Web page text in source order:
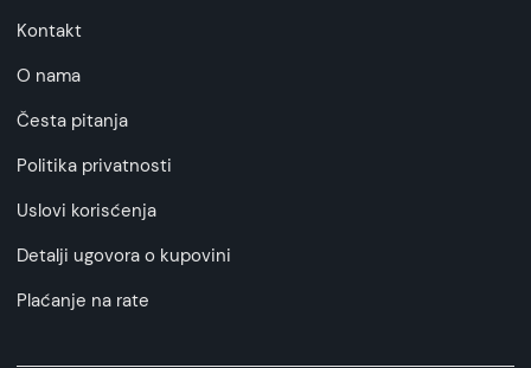
Kontakt
O nama
Česta pitanja
Politika privatnosti
Uslovi korisćenja
Detalji ugovora o kupovini
Plaćanje na rate